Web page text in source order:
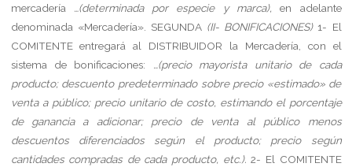
mercadería …(determinada por especie y marca), en adelante
denominada «Mercadería». SEGUNDA (II- BONIFICACIONES) 1- El
COMITENTE entregará al DISTRIBUIDOR la Mercadería, con el
sistema de bonificaciones: …(precio mayorista unitario de cada
producto; descuento predeterminado sobre precio «estimado» de
venta a público; precio unitario de costo, estimando el porcentaje
de ganancia a adicionar; precio de venta al público menos
descuentos diferenciados según el producto; precio según
cantidades compradas de cada producto, etc.).2- El COMITENTE